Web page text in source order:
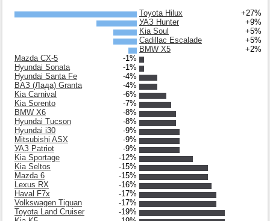
Toyota Hilux
+27%
УАЗ Hunter
+9%
Kia Soul
+5%
Cadillac Escalade
+5%
BMW X5
+2%
Mazda CX-5
-1%
Hyundai Sonata
-1%
Hyundai Santa Fe
-4%
ВАЗ (Лада) Granta
-4%
Kia Carnival
-6%
Kia Sorento
-7%
BMW X6
-8%
Hyundai Tucson
-8%
Hyundai i30
-9%
Mitsubishi ASX
-9%
УАЗ Patriot
-9%
Kia Sportage
-12%
Kia Seltos
-15%
Mazda 6
-15%
Lexus RX
-16%
Haval F7x
-17%
Volkswagen Tiguan
-17%
Toyota Land Cruiser
-19%